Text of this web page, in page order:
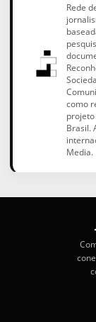
Rede
como
Brasil.
Media.